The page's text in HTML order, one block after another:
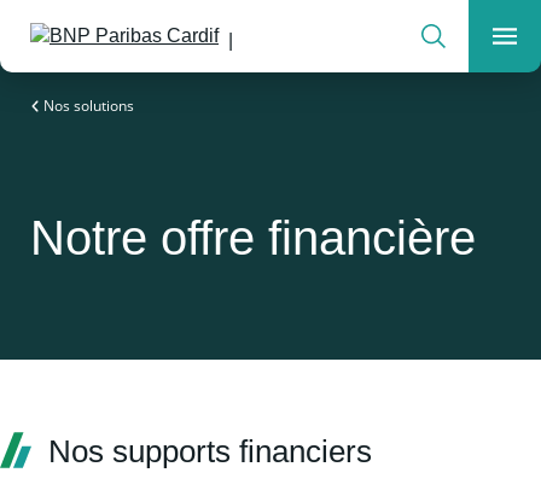
Notre expertise au service de vos ambitions
Rechercher
Nos solutions
Notre offre financière
Nos supports financiers